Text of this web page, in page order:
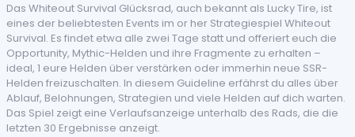
Das Whiteout Survival Glücksrad, auch bekannt als Lucky Tire, ist
eines der beliebtesten Events im or her Strategiespiel Whiteout
Survival. Es findet etwa alle zwei Tage statt und offeriert euch die
Opportunity, Mythic-Helden und ihre Fragmente zu erhalten –
ideal, 1 eure Helden über verstärken oder immerhin neue SSR-
Helden freizuschalten. In diesem Guideline erfährst du alles über
Ablauf, Belohnungen, Strategien und viele Helden auf dich warten.
Das Spiel zeigt eine Verlaufsanzeige unterhalb des Rads, die die
letzten 30 Ergebnisse anzeigt.